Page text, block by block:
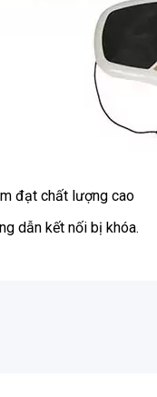
đạt chất lượng cao
dẫn kết nối bị khóa.